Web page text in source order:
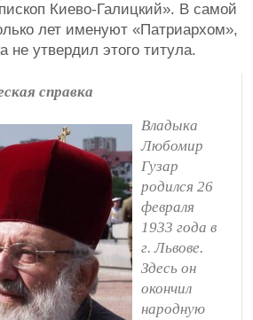
Киево-Галицкий». В самой
лет именуют «Патриархом»,
не утвердил этого титула.
справка
Владыка
Любомир
Гузар
родился 26
февраля
1933 года в
г. Львове.
Здесь он
окончил
народную